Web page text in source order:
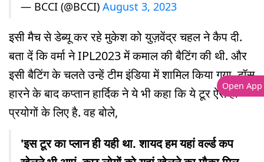
— BCCI (@BCCI) August 3, 2023
इसी मैच से डेब्यू कर रहे मुकेश को युज़वेंद्र चहल ने कैप दी.
बता दें कि वर्मा ने IPL2023 में कमाल की बैटिंग की थी. और
इसी बैटिंग के चलते उन्हें टीम इंडिया में शामिल किया गया. टॉस
हारने के बाद कप्तान हार्दिक ने ये भी कहा कि ये टूर ऐसे ही
प्रयोगों के लिए है. वह बोले,
'इस टूर का प्लान ही यही था. शायद हम यहां वर्ल्ड कप
Open App